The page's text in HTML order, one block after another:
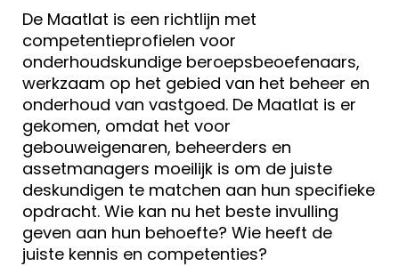
De Maatlat is een richtlijn met
competentieprofielen voor
onderhoudskundige beroepsbeoefenaars,
werkzaam op het gebied van het beheer en
onderhoud van vastgoed. De Maatlat is er
gekomen, omdat het voor
gebouweigenaren, beheerders en
assetmanagers moeilijk is om de juiste
deskundigen te matchen aan hun specifieke
opdracht. Wie kan nu het beste invulling
geven aan hun behoefte? Wie heeft de
juiste kennis en competenties?